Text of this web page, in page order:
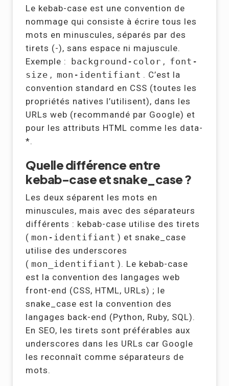
Le kebab-case est une convention de
nommage qui consiste à écrire tous les
mots en minuscules, séparés par des
tirets (-), sans espace ni majuscule.
Exemple :
background-color , font-
size , mon-identifiant . C’est la
convention standard en CSS (toutes les
propriétés natives l’utilisent), dans les
URLs web (recommandé par Google) et
pour les attributs HTML comme les data-
*.
Quelle différence entre
kebab-case et snake_case ?
Les deux séparent les mots en
minuscules, mais avec des séparateurs
différents : kebab-case utilise des tirets
( mon-identifiant ) et snake_case
utilise des underscores
( mon_identifiant ). Le kebab-case
est la convention des langages web
front-end (CSS, HTML, URLs) ; le
snake_case est la convention des
langages back-end (Python, Ruby, SQL).
En SEO, les tirets sont préférables aux
underscores dans les URLs car Google
les reconnaît comme séparateurs de
mots.